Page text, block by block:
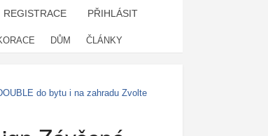
REGISTRACE PŘIHLÁSIT
DŮM ČLÁNKY
do bytu i na zahradu Zvolte